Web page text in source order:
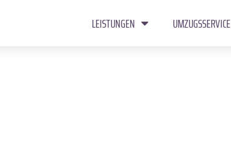
LEISTUNGEN UMZUGSSERVICE